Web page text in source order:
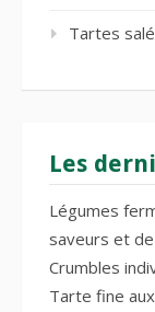
Tartes
Les
Légumes
saveurs et
Crumbles
Tarte fine